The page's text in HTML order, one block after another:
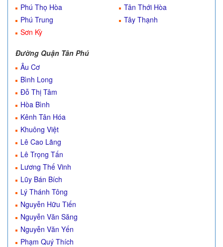
Phú Thọ Hòa
Phú Trung
Sơn Kỳ
Tân Thới Hòa
Tây Thạnh
Đường Quận Tân Phú
Âu Cơ
Bình Long
Đỗ Thị Tâm
Hòa Bình
Kênh Tân Hóa
Khuông Việt
Lê Cao Lãng
Lê Trọng Tấn
Lương Thế Vinh
Lũy Bán Bích
Lý Thánh Tông
Nguyễn Hữu Tiến
Nguyễn Văn Săng
Nguyễn Văn Yến
Phạm Quý Thích